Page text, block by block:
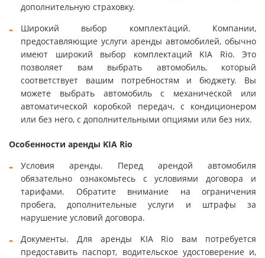
дополнительную страховку.
Широкий выбор комплектаций. Компании,
предоставляющие услуги аренды автомобилей, обычно
имеют широкий выбор комплектаций KIA Rio. Это
позволяет вам выбрать автомобиль, который
соответствует вашим потребностям и бюджету. Вы
можете выбрать автомобиль с механической или
автоматической коробкой передач, с кондиционером
или без него, с дополнительными опциями или без них.
Особенности аренды KIA Rio
Условия аренды. Перед арендой автомобиля
обязательно ознакомьтесь с условиями договора и
тарифами. Обратите внимание на ограничения
пробега, дополнительные услуги и штрафы за
нарушение условий договора.
Документы. Для аренды KIA Rio вам потребуется
предоставить паспорт, водительское удостоверение и,